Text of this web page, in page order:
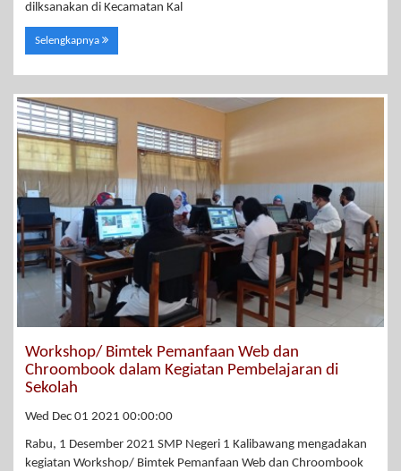
dilksanakan di Kecamatan Kal
Selengkapnya
Workshop/ Bimtek Pemanfaan Web dan
Chroombook dalam Kegiatan Pembelajaran di
Sekolah
Wed Dec 01 2021 00:00:00
Rabu, 1 Desember 2021 SMP Negeri 1 Kalibawang mengadakan
kegiatan Workshop/ Bimtek Pemanfaan Web dan Chroombook